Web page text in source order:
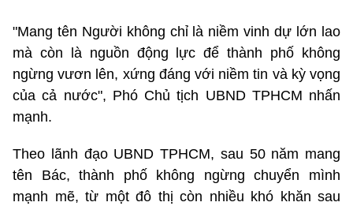
"Mang tên Người không chỉ là niềm vinh dự lớn lao
mà còn là nguồn động lực để thành phố không
ngừng vươn lên, xứng đáng với niềm tin và kỳ vọng
của cả nước", Phó Chủ tịch UBND TPHCM nhấn
mạnh.
Theo lãnh đạo UBND TPHCM, sau 50 năm mang
tên Bác, thành phố không ngừng chuyển mình
mạnh mẽ, từ một đô thị còn nhiều khó khăn sau